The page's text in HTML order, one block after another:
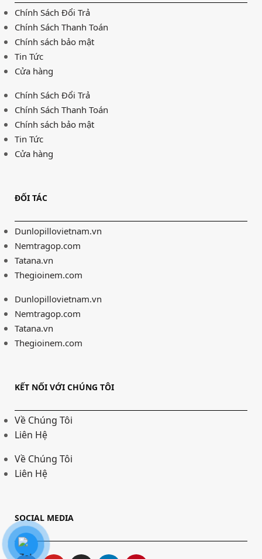
Chính Sách Đổi Trả
Chính Sách Thanh Toán
Chính sách bảo mật
Tin Tức
Cửa hàng
Chính Sách Đổi Trả
Chính Sách Thanh Toán
Chính sách bảo mật
Tin Tức
Cửa hàng
ĐỐI TÁC
Dunlopillovietnam.vn
Nemtragop.com
Tatana.vn
Thegioinem.com
Dunlopillovietnam.vn
Nemtragop.com
Tatana.vn
Thegioinem.com
KẾT NỐI VỚI CHÚNG TÔI
Về Chúng Tôi
Liên Hệ
Về Chúng Tôi
Liên Hệ
SOCIAL MEDIA